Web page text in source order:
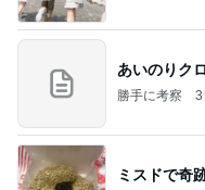
あいのりク
勝手に考察 3
ミスドで奇